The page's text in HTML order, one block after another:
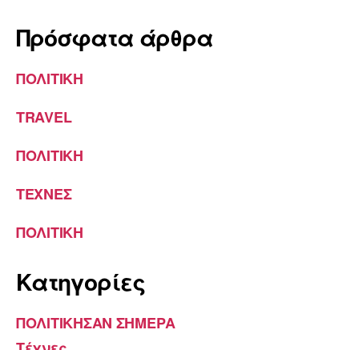
Πρόσφατα άρθρα
ΠΟΛΙΤΙΚΗ
TRAVEL
ΠΟΛΙΤΙΚΗ
ΤΕΧΝΕΣ
ΠΟΛΙΤΙΚΗ
Kατηγορίες
ΠΟΛΙΤΙΚΗΣΑΝ ΣΗΜΕΡΑ